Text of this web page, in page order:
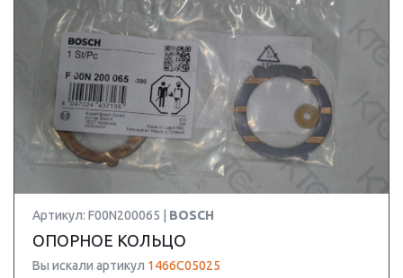
Артикул: F00N200065 | BOSCH
ОПОРНОЕ КОЛЬЦО
Вы искали артикул 1466C05025